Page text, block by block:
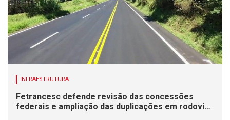
INFRAESTRUTURA
Fetrancesc defende revisão das concessões
federais e ampliação das duplicações em rodovias